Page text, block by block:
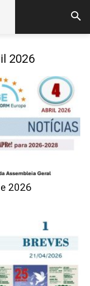
2026
2026